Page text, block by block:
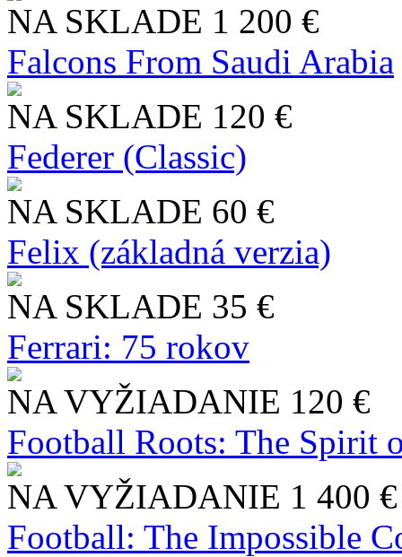
NA SKLADE 1 200 €
Falcons From Saudi Arabia
NA SKLADE 120 €
Federer (Classic)
NA SKLADE 60 €
Felix (základná verzia)
NA SKLADE 35 €
Ferrari: 75 rokov
NA VYŽIADANIE 120 €
Football Roots: The Spirit
NA VYŽIADANIE 1 400 €
Football: The Impossible